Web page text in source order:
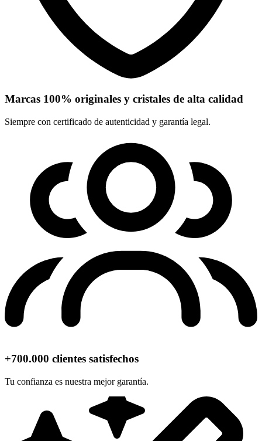
Marcas 100% originales y cristales de alta calidad
Siempre con certificado de autenticidad y garantía legal.
+700.000 clientes satisfechos
Tu confianza es nuestra mejor garantía.